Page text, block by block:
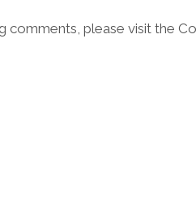
please visit the